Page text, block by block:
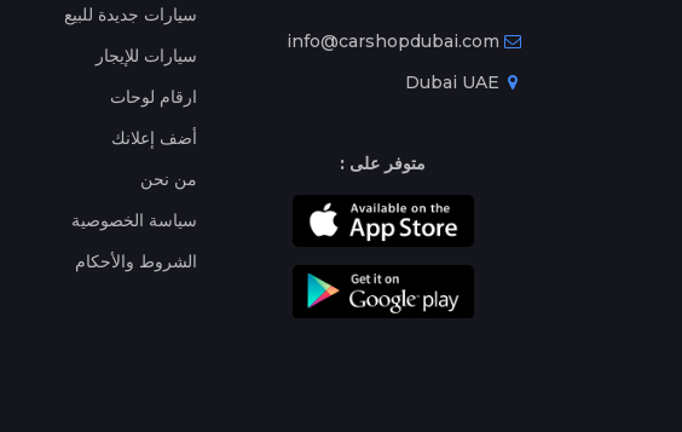
info@carshopdubai.com
متوفر على :
سيارات جديدة للبيع
سيارات للإيجار
ارقام لوحات
أضف إعلانك
من نحن
سياسة الخصوصية
الشروط والأحكام